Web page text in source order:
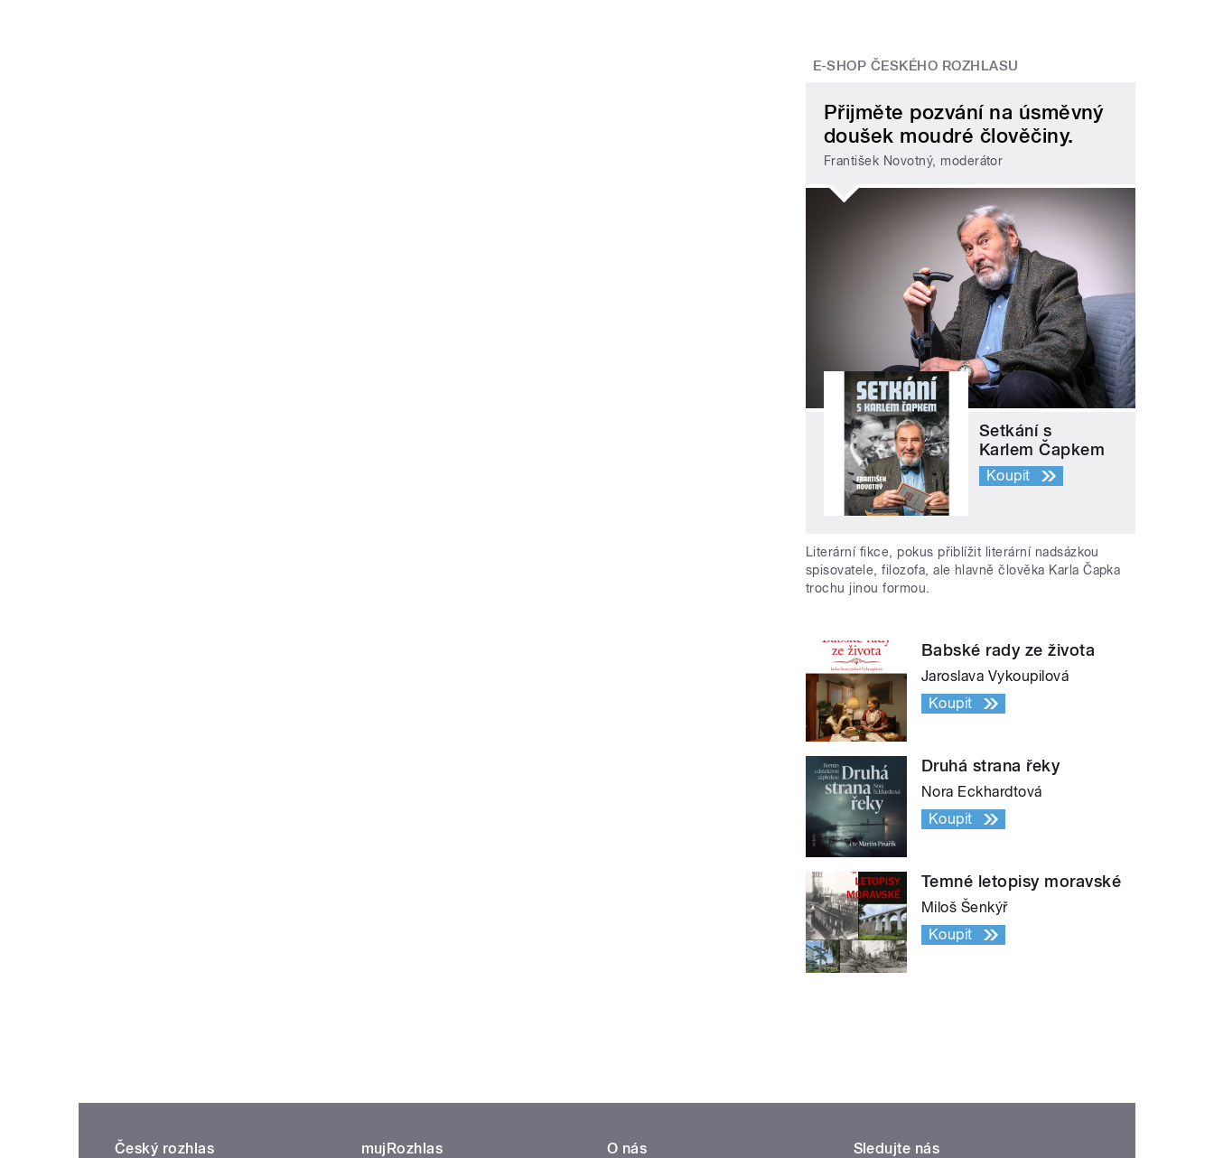
E-SHOP ČESKÉHO ROZHLASU
Přijměte pozvání na úsměvný
doušek moudré člověčiny.
František Novotný, moderátor
Setkání s
Karlem Čapkem
Koupit
Literární fikce, pokus přiblížit literární nadsázkou
spisovatele, filozofa, ale hlavně člověka Karla Čapka
trochu jinou formou.
Babské rady ze života
Jaroslava Vykoupilová
Koupit
Druhá strana řeky
Nora Eckhardtová
Koupit
Temné letopisy moravské
Miloš Šenkýř
Koupit
Český rozhlas mujRozhlas O nás Sledujte nás